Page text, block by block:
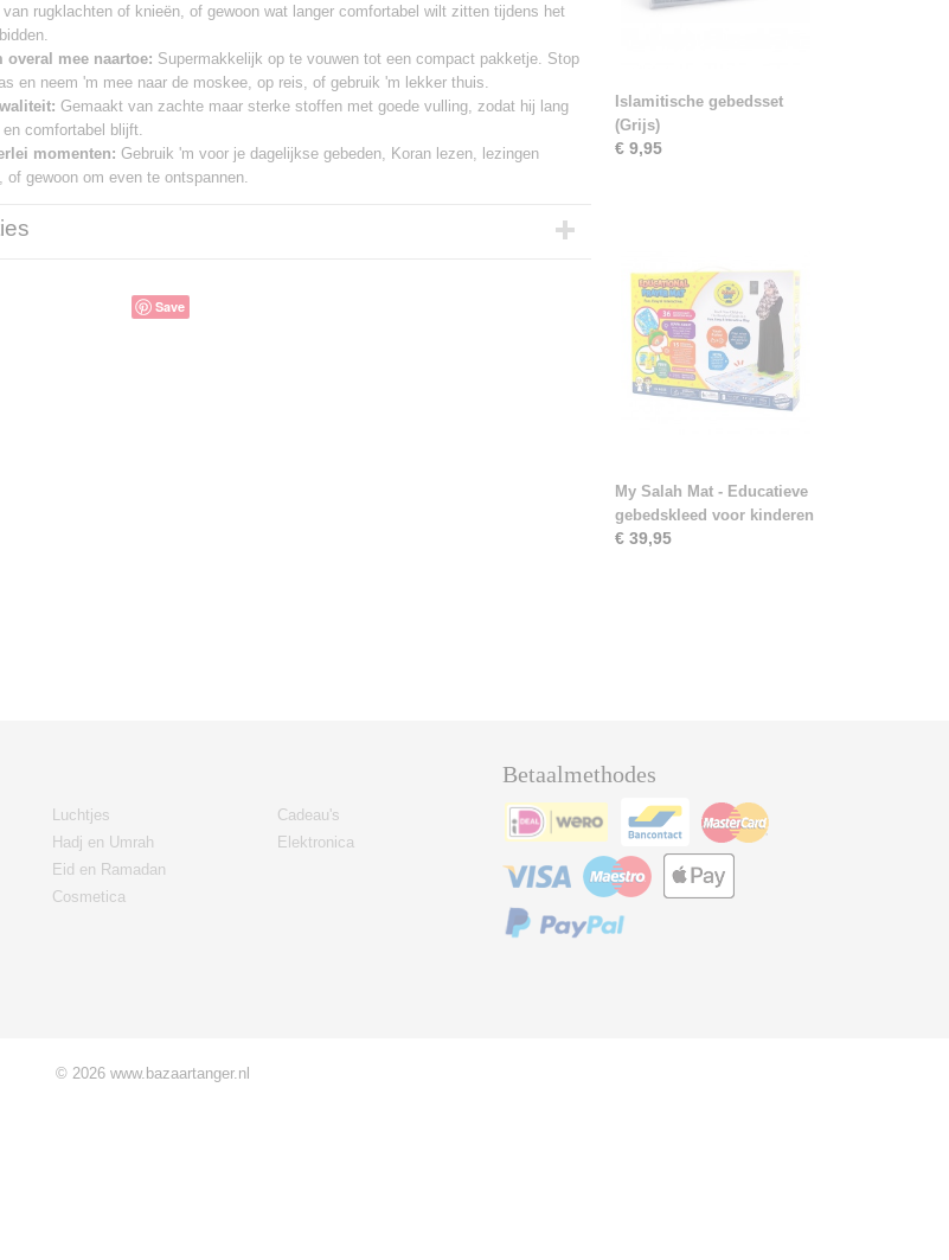
van rugklachten of knieën, of gewoon wat langer comfortabel wilt zitten tijdens het
overal mee naartoe: Supermakkelijk op te vouwen tot een compact pakketje. Stop
en neem 'm mee naar de moskee, op reis, of gebruik 'm lekker thuis.
Gemaakt van zachte maar sterke stoffen met goede vulling, zodat hij lang
en comfortabel blijft.
momenten: Gebruik 'm voor je dagelijkse gebeden, Koran lezen, lezingen
of gewoon om even te ontspannen.
Save
Islamitische gebedsset
(Grijs)
€ 9,95
My Salah Mat - Educatieve
gebedskleed voor kinderen
€ 39,95
Luchtjes
Hadj en Umrah
Eid en Ramadan
Cosmetica
Cadeau's
Elektronica
Betaalmethodes
© 2026 www.bazaartanger.nl